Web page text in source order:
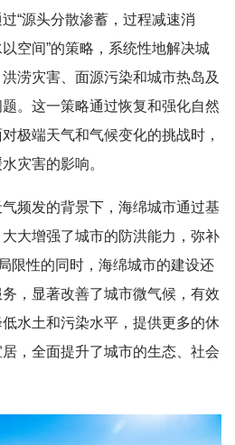
“源头分散渗蓄，过程减速消
空间”的策略，系统性地解决城
涝灾害、面源污染和城市热岛及
。这一策略通过恢复和强化自然
极端天气和气候变化的挑战时，
灾害的影响。
频发的背景下，海绵城市通过基
大增强了城市的防洪能力，弥补
限性的同时，海绵城市的建设还
，显著改善了城市微气候，有效
水土和污染水平，提供更多的休
，全面提升了城市的生态、社会